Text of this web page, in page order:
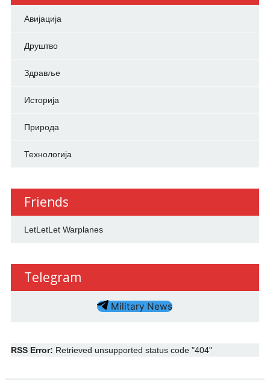
Авијација
Друштво
Здравље
Историја
Природа
Технологија
Friends
LetLetLet Warplanes
Telegram
Military News
RSS Error: Retrieved unsupported status code "404"